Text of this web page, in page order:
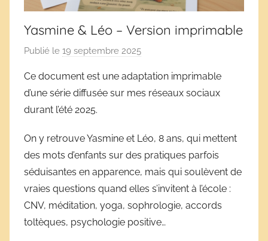
Yasmine & Léo – Version imprimable
Publié le 19 septembre 2025
r
D
i
v
e
s
s
c
Ce document est une adaptation imprimable
d’une série diffusée sur mes réseaux sociaux
durant l’été 2025.
On y retrouve Yasmine et Léo, 8 ans, qui mettent
des mots d’enfants sur des pratiques parfois
séduisantes en apparence, mais qui soulèvent de
vraies questions quand elles s’invitent à l’école :
CNV, méditation, yoga, sophrologie, accords
toltèques, psychologie positive…